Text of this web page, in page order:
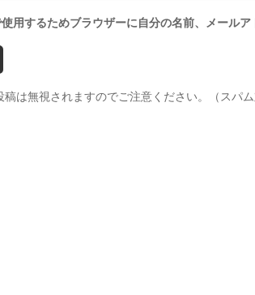
用するためブラウザーに自分の名前、メールア
は無視されますのでご注意ください。（スパム